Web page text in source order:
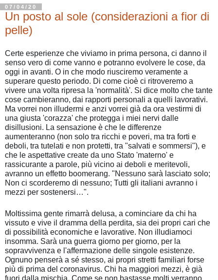
07/04/20
Un posto al sole (considerazioni a fior di
pelle)
Certe esperienze che viviamo in prima persona, ci danno il
senso vero di come vanno e potranno evolvere le cose, da
oggi in avanti. O in che modo riusciremo veramente a
superare questo periodo. Di come cioè ci ritroveremo a
vivere una volta ripresa la 'normalità'. Si dice molto che tante
cose cambieranno, dai rapporti personali a quelli lavorativi.
Ma vorrei non illudermi e anzi vorrei già da ora vestirmi di
una giusta 'corazza' che protegga i miei nervi dalle
disillusioni. La sensazione è che le differenze
aumenteranno (non solo tra ricchi e poveri, ma tra forti e
deboli, tra tutelati e non protetti, tra "salvati e sommersi"), e
che le aspettative create da uno Stato 'materno' e
rassicurante a parole, più vicino ai deboli e meritevoli,
avranno un effetto boomerang. "Nessuno sarà lasciato solo;
Non ci scorderemo di nessuno; Tutti gli italiani avranno i
mezzi per sostenersi…".
Moltissima gente rimarrà delusa, a cominciare da chi ha
vissuto e vive il dramma della perdita, sia dei propri cari che
di possibilità economiche e lavorative. Non illudiamoci
insomma. Sarà una guerra giorno per giorno, per la
sopravvivenza e l'affermazione delle singole esistenze.
Ognuno penserà a sé stesso, ai propri stretti familiari forse
più di prima del coronavirus. Chi ha maggiori mezzi, è già
fuori dalla mischia. Come se non bastasse molti verranno